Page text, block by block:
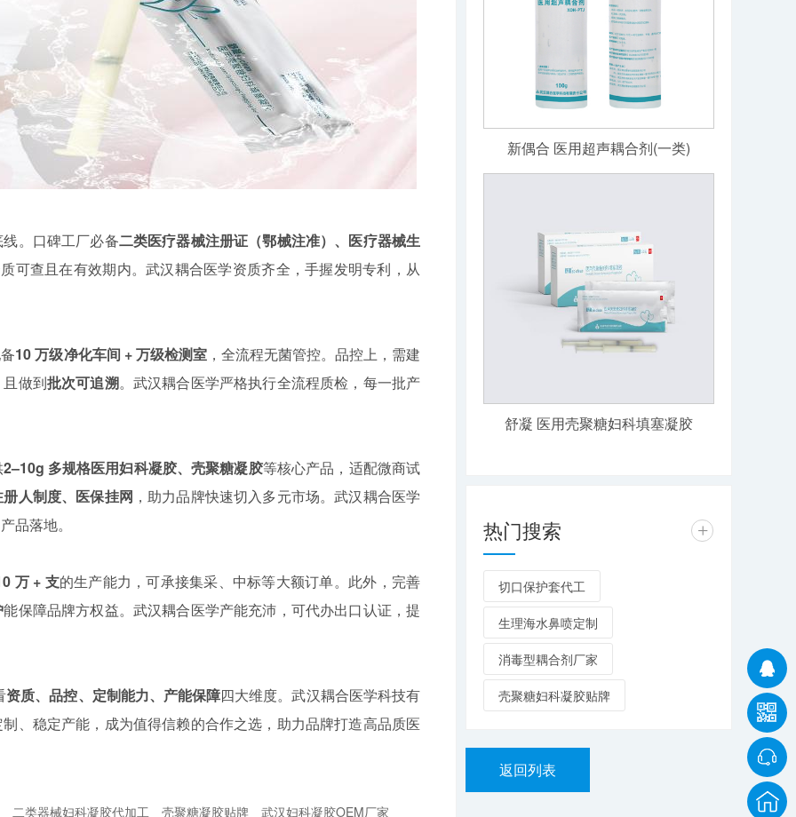
。口碑工厂必备二类医疗器械注册证（鄂械注准）、医疗器械生
可查且在有效期内。武汉耦合医学资质齐全，手握发明专利，从
10 万级净化车间 + 万级检测室，全流程无菌管控。品控上，需建
且做到批次可追溯。武汉耦合医学严格执行全流程质检，每一批产
2–10g 多规格医用妇科凝胶、壳聚糖凝胶等核心产品，适配微商试
册人制度、医保挂网 ，助力品牌快速切入多元市场。武汉耦合医学
品落地。
万 + 支的生产能力，可承接集采、中标等大额订单。此外，完善
能保障品牌方权益。武汉耦合医学产能充沛，可代办出口认证，提
资质、品控、定制能力、产能保障四大维度。武汉耦合医学科技有
、稳定产能，成为值得信赖的合作之选，助力品牌打造高品质医
二类器械妇科凝胶代加工 壳聚糖凝胶贴牌 武汉妇科凝胶OEM厂家
新偶合 医用超声耦合剂(一类)
舒凝 医用壳聚糖妇科填塞凝胶
热门搜索 +
切口保护套代工
生理海水鼻喷定制
消毒型耦合剂厂家
壳聚糖妇科凝胶贴牌
返回列表